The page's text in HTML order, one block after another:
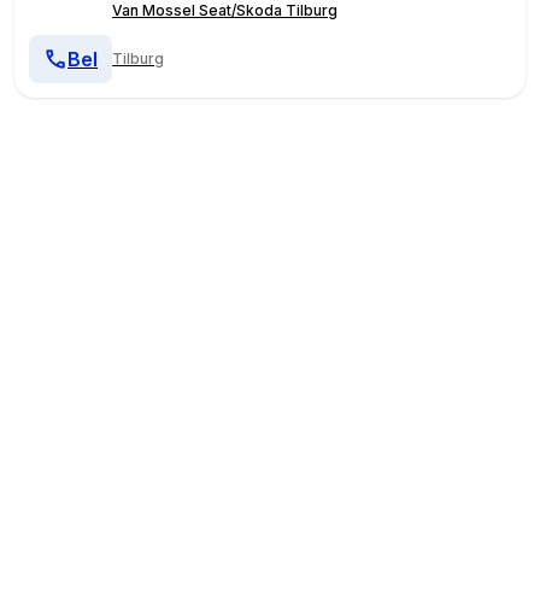
Van Mossel Seat/Skoda Tilburg
Tilburg
Bel